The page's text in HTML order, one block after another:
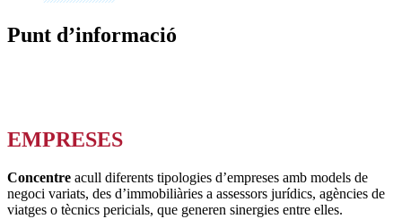
Punt d’informació
EMPRESES
Concentre acull diferents tipologies d’empreses amb models de
negoci variats, des d’immobiliàries a assessors jurídics, agències de
viatges o tècnics pericials, que generen sinergies entre elles.